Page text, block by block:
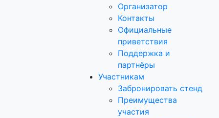
Организатор
Контакты
Официальные
приветствия
Поддержка и
партнёры
Участникам
Забронировать стенд
Преимущества
участия